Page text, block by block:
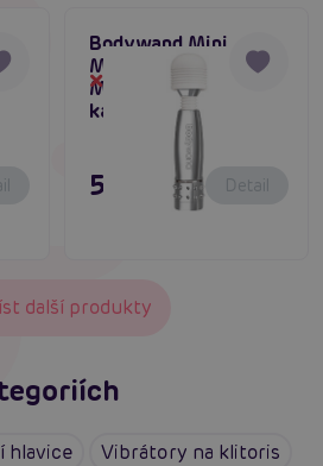
Bodywand Mini
Massager (Silver),
Masážní hlavice do
kabelky
595 Kč Detail
další produkty
hlavice
Vibrátory na klitoris